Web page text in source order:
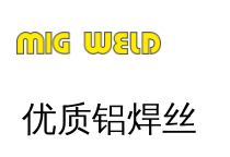
优质铝焊丝